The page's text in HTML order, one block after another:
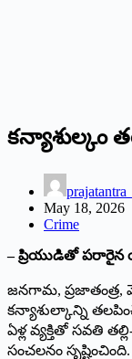
May 18, 2026
Crime
– ప్రియుడితో పరారైన
జనగామ,
కన్యాశుల్కాన్ని
ఏళ్ల వ్యక్తితో సవతి
సంచలనం